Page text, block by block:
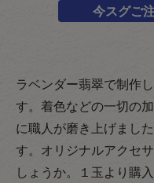
今スグご
ラベンダー翡翠で制作
す。着色などの一切の
に職人が磨き上げまし
す。オリジナルアクセ
しょうか。１玉より購